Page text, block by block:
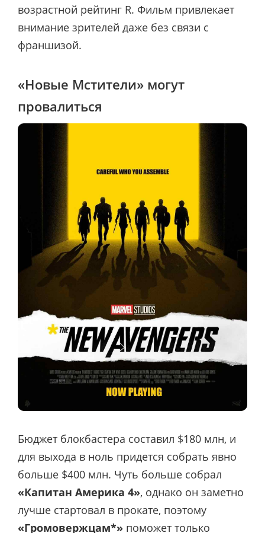
возрастной рейтинг R. Фильм привлекает
внимание зрителей даже без связи с
франшизой.
«Новые Мстители» могут
провалиться
Бюджет блокбастера составил $180 млн, и
для выхода в ноль придется собрать явно
больше $400 млн. Чуть больше собрал
«Капитан Америка 4», однако он заметно
лучше стартовал в прокате, поэтому
«Громовержцам*» поможет только